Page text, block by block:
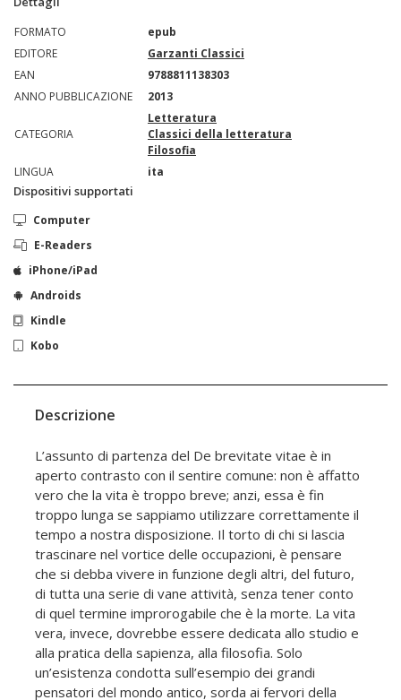
FORMATO
epub
EDITORE
Garzanti Classici
EAN
9788811138303
ANNO PUBBLICAZIONE
2013
CATEGORIA
Letteratura
Classici della letteratura
Filosofia
LINGUA
ita
Dispositivi supportati
Computer
E-Readers
iPhone/iPad
Androids
Kindle
Kobo
Descrizione
L’assunto di partenza del De brevitate vitae è in
aperto contrasto con il sentire comune: non è affatto
vero che la vita è troppo breve; anzi, essa è fin
troppo lunga se sappiamo utilizzare correttamente il
tempo a nostra disposizione. Il torto di chi si lascia
trascinare nel vortice delle occupazioni, è pensare
che si debba vivere in funzione degli altri, del futuro,
di tutta una serie di vane attività, senza tener conto
di quel termine improrogabile che è la morte. La vita
vera, invece, dovrebbe essere dedicata allo studio e
alla pratica della sapienza, alla filosofia. Solo
un’esistenza condotta sull’esempio dei grandi
pensatori del mondo antico, sorda ai fervori della